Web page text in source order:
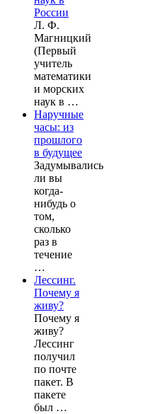
России
Л. Ф.
Магницкий
(Первый
учитель
математики
и морских
наук в …
Наручные
часы: из
прошлого
в будущее
Задумывались
ли вы
когда-
нибудь о
том,
сколько
раз в
течение
…
Лессинг.
Почему я
живу?
Почему я
живу?
Лессинг
получил
по почте
пакет. В
пакете
был …